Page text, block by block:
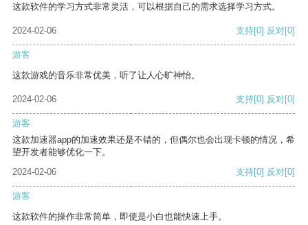
这款软件的学习方式非常灵活，可以根据自己的需求选择学习方式。
2024-02-06 支持[0] 反对[0]
游客
这款游戏的音乐非常优美，听了让人心旷神怡。
2024-02-06 支持[0] 反对[0]
游客
这款加速器app的加速效果还是不错的，但偶尔也会出现卡顿的情况，希
望开发者能够优化一下。
2024-02-06
支持[0] 反对[0]
游客
这款软件的操作非常简单，即使是小白也能快速上手。